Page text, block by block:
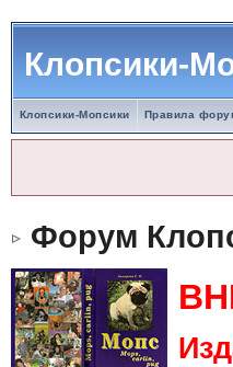
Клопсики-
Клопсики-Мопсики Правила
Форум